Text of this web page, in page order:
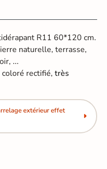
R11 60*120 cm.
naturelle, terrasse,
...
coloré rectifié,très
extérieur effet